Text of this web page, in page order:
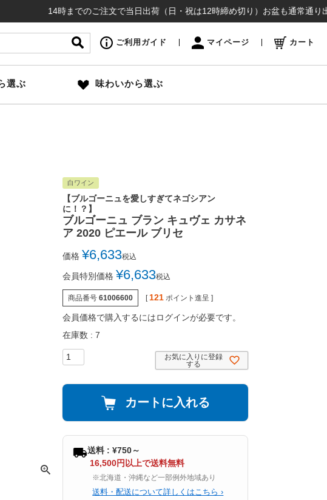
14時までのご注文で当日出荷（日・祝は12時締め切り）お盆も通常通り出荷い
ご利用ガイド マイページ カート
選ぶ 味わいから選ぶ
白ワイン
【ブルゴーニュを愛しすぎてネゴシアン
に！？】
ブルゴーニュ ブラン キュヴェ カサネ
ア 2020 ピエール ブリセ
価格 ¥6,633税込
会員特別価格 ¥6,633税込
商品番号 61006600 [ 121 ポイント進呈 ]
会員価格で購入するにはログインが必要です。
在庫数
7
お気に入りに登録
する
カートに入れる
送料 : ¥750～
16,500円以上で送料無料
※北海道・沖縄など一部例外地域あり
送料・配送について詳しくはこちら ›